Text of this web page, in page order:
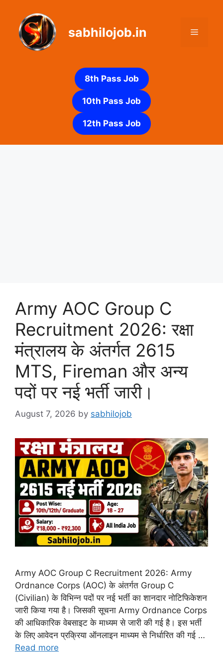
content
sabhilojob.in Menu
8th Pass Job
10th Pass Job
12th Pass Job
Army AOC Group C
Recruitment 2026: रक्षा
मंत्रालय के अंतर्गत 2615
MTS, Fireman और अन्य
पदों पर नई भर्ती जारी।
August 7, 2026 by sabhilojob
Army AOC Group C Recruitment 2026: Army
Ordnance Corps (AOC) के अंतर्गत Group C
(Civilian) के विभिन्न पदों पर नई भर्ती का शानदार नोटिफिकेशन
जारी किया गया है। जिसकी सूचना Army Ordnance Corps
की आधिकारिक वेबसाइट के माध्यम से जारी की गई है। इस भर्ती
के लिए आवेदन प्रक्रिया ऑनलाइन माध्यम से निर्धारित की गई …
Read more